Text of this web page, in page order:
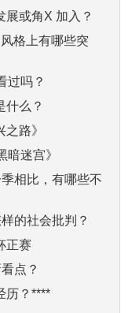
展或角X 加入？
格上有哪些突
过吗？
什么？
路》
暗迷宫》
相比，有哪些不
的社会批判？
正赛
点？
历？****